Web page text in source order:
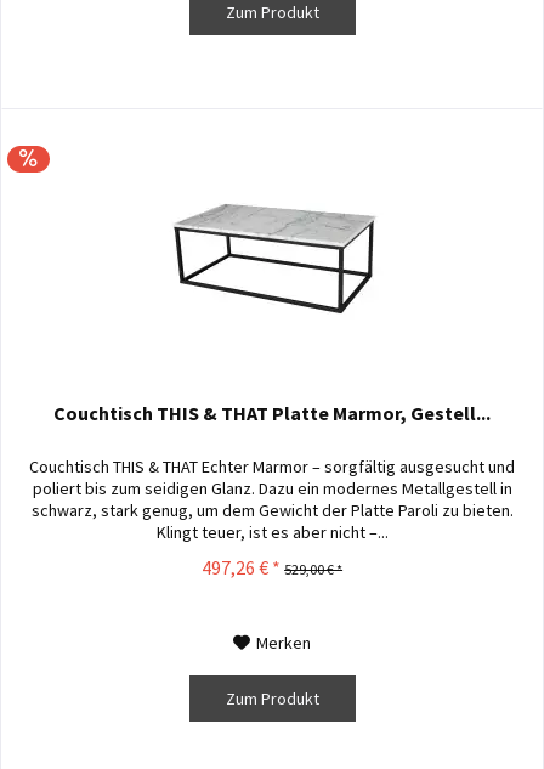
Zum Produkt
Couchtisch THIS & THAT Platte Marmor, Gestell...
Couchtisch THIS & THAT Echter Marmor – sorgfältig ausgesucht und
poliert bis zum seidigen Glanz. Dazu ein modernes Metallgestell in
schwarz, stark genug, um dem Gewicht der Platte Paroli zu bieten.
Klingt teuer, ist es aber nicht –...
497,26 € * 529,00 € *
Merken
Zum Produkt